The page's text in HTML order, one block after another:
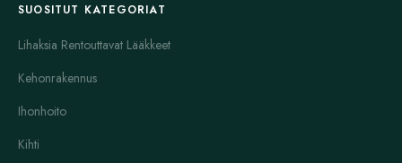
SUOSITUT KATEGORIAT
Lihaksia Rentouttavat Lääkkeet
Kehonrakennus
Ihonhoito
Kihti